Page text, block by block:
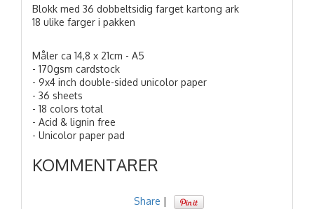
Blokk med 36 dobbeltsidig farget kartong ark
18 ulike farger i pakken
Måler ca 14,8 x 21cm - A5
- 170gsm cardstock
- 9x4 inch double-sided unicolor paper
- 36 sheets
- 18 colors total
- Acid & lignin free
- Unicolor paper pad
KOMMENTARER
Share |